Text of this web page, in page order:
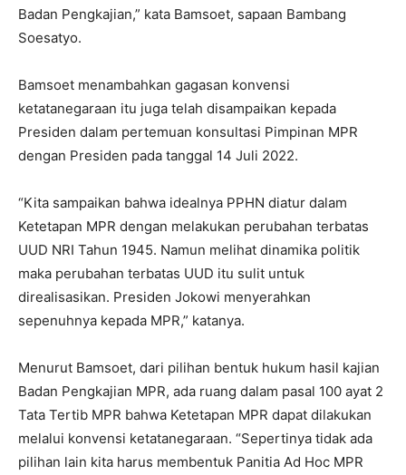
Badan Pengkajian,” kata Bamsoet, sapaan Bambang
Soesatyo.
Bamsoet menambahkan gagasan konvensi
ketatanegaraan itu juga telah disampaikan kepada
Presiden dalam pertemuan konsultasi Pimpinan MPR
dengan Presiden pada tanggal 14 Juli 2022.
“Kita sampaikan bahwa idealnya PPHN diatur dalam
Ketetapan MPR dengan melakukan perubahan terbatas
UUD NRI Tahun 1945. Namun melihat dinamika politik
maka perubahan terbatas UUD itu sulit untuk
direalisasikan. Presiden Jokowi menyerahkan
sepenuhnya kepada MPR,” katanya.
Menurut Bamsoet, dari pilihan bentuk hukum hasil kajian
Badan Pengkajian MPR, ada ruang dalam pasal 100 ayat 2
Tata Tertib MPR bahwa Ketetapan MPR dapat dilakukan
melalui konvensi ketatanegaraan. “Sepertinya tidak ada
pilihan lain kita harus membentuk Panitia Ad Hoc MPR